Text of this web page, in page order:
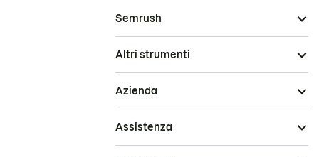
Semrush
Altri strumenti
Azienda
Assistenza